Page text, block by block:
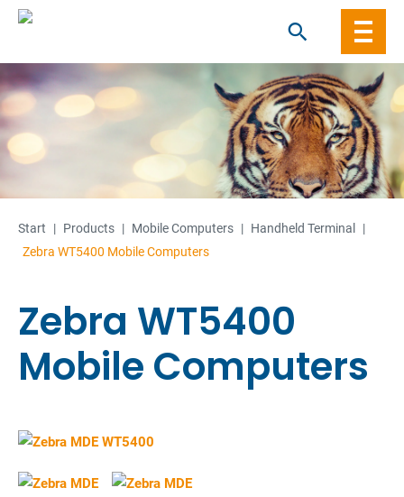
to
content
Start | Products | Mobile Computers | Handheld Terminal
|
Zebra WT5400 Mobile Computers
Zebra WT5400
Mobile Computers